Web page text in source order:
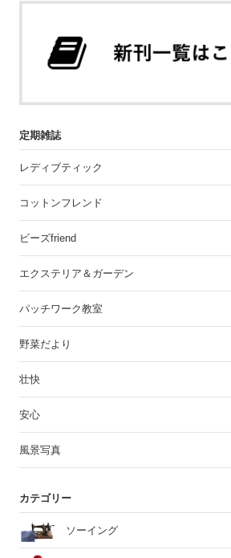
定期雑誌
レディブティック
コットンフレンド
ビーズfriend
エクステリア＆ガーデン
パッチワーク教室
野菜だより
壮快
安心
風景写真
カテゴリー
ソーイング